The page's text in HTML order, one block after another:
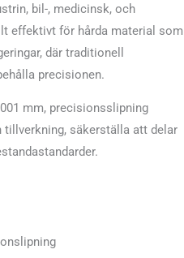
bil-, medicinsk, och
effektivt för hårda material som
där traditionell
precisionen.
mm, precisionsslipning
tillverkning, säkerställa att delar